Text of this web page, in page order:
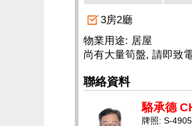
3房2廳
物業用途: 居屋
尚有大量筍盤, 請即致
聯絡資料
駱承德
牌照: S-